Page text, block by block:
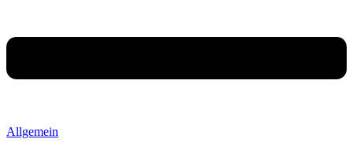
Allgemein